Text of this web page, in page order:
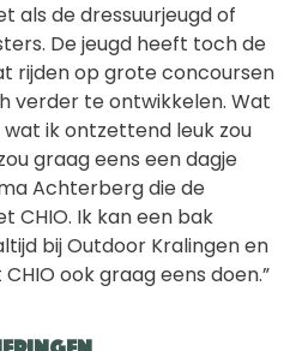
als de dressuurjeugd of
De jeugd heeft toch de
rijden op grote concoursen
verder te ontwikkelen. Wat
ik ontzettend leuk zou
graag eens een dagje
Achterberg die de
CHIO. Ik kan een bak
bij Outdoor Kralingen en
ook graag eens doen.”